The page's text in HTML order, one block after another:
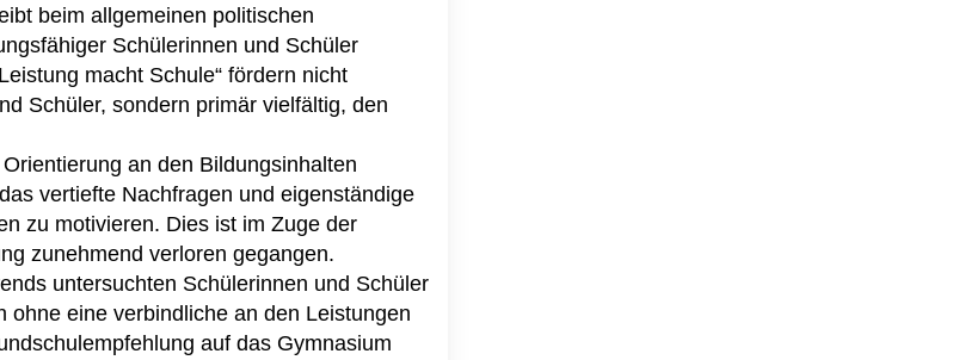
beim allgemeinen politischen
Schülerinnen und Schüler
macht Schule“ fördern nicht
Schüler, sondern primär vielfältig, den
an den Bildungsinhalten
vertiefte Nachfragen und eigenständige
zu motivieren. Dies ist im Zuge der
zunehmend verloren gegangen.
untersuchten Schülerinnen und Schüler
ohne eine verbindliche an den Leistungen
auf das Gymnasium